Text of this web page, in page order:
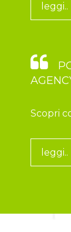
leggi..
Scopri
leggi..